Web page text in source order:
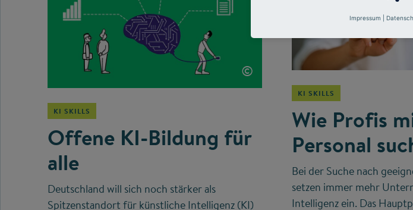
©
KI SKILLS
Offene KI-Bildung für
alle
Deutschland will sich noch stärker als
Spitzenstandort für künstliche Intelligenz (KI)
KI SKILLS
Wie Profis
Personal
Bei der Suche nach
setzen immer mehr
Intelligenz ein. Das
Impressum